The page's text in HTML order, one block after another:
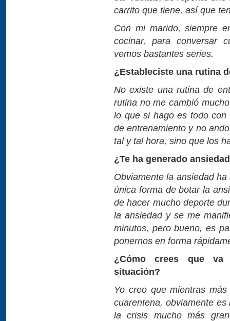
carrito que tiene, así que
Con mi marido, siempre
cocinar, para conversar
vemos bastantes series.
¿Estableciste una rutina
No existe una rutina de
rutina no me cambió
lo que si hago es todo con
de entrenamiento y no
tal y tal hora, sino que los
¿Te ha generado
Obviamente la ansiedad
única forma de botar la
de hacer mucho deporte
la ansiedad y se me
minutos, pero bueno, es
ponernos en forma
¿Cómo crees que va
situación?
Yo creo que mientras
cuarentena, obviamente
la crisis mucho más